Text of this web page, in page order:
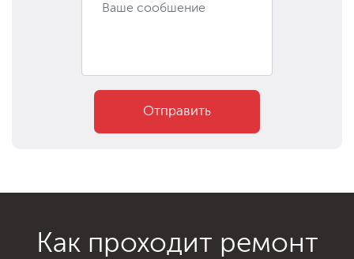
Отправить
Как проходит ремонт